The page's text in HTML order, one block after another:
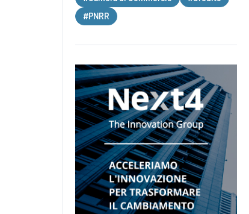
#PNRR